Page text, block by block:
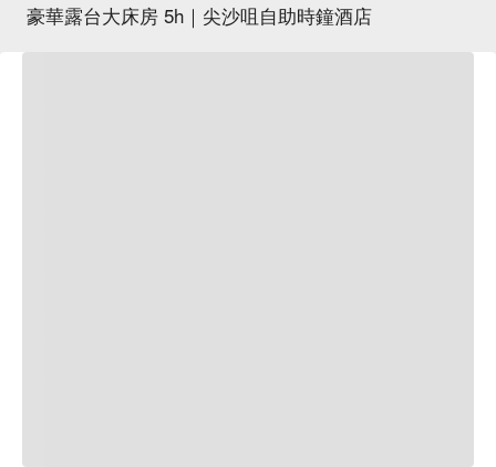
豪華露台大床房 5h｜尖沙咀自助時鐘酒店